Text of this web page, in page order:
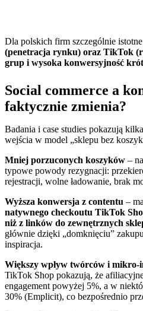
Dla polskich firm szczególnie istotne
(penetracja rynku) oraz TikTok
grup i wysoka konwersyjność
Social commerce a
faktycznie zmienia?
Badania i case studies pokazują
wejścia w model „sklepu bez
Mniej porzuconych koszyków –
typowe powody rezygnacji:
rejestracji, wolne ładowanie, brak
Wyższa konwersja z contentu –
natywnego checkoutu TikTok
niż z linków do zewnętrznych
głównie dzięki „domknięciu”
inspiracja.
Większy wpływ twórców i mikro-
TikTok Shop pokazują, że
engagement powyżej 5%, a w
30% (Emplicit), co bezpośrednio